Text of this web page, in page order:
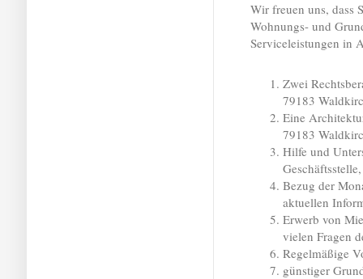
Wir freuen uns, dass
Wohnungs- und
Serviceleistungen in
Zwei
79183
Eine
79183
Hilfe und
Bezug der
aktuellen
Erwerb von
vielen Fragen
Regelmäßige
günstiger